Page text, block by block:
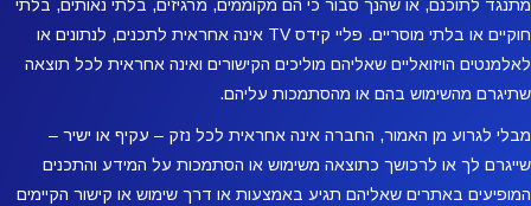
מתנגד לתוכנם, או שהנך סבור כי הם מקוממים, מרגיזים, בלתי נאותים, בלתי
חוקיים או בלתי מוסריים. פליי קידס TV אינה אחראית לתכנים, לנתונים או
לאלמנטים הויזואליים שאליהם מוליכים הקישורים ואינה אחראית לכל תוצאה
שתיגרם מהשימוש בהם או מהסתמכות עליהם.
מבלי לגרוע מן האמור, החברה אינה אחראית לכל נזק – עקיף או ישיר –
שייגרם לך או לרכושך כתוצאה משימוש או הסתמכות על המידע והתכנים
המופיעים באתרים שאליהם תגיע באמצעות או דרך שימוש או קישור הקיימים